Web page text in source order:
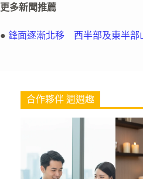
更多新聞推薦
● 鋒面逐漸北移 西半部及東半部
合作夥伴 週週趣